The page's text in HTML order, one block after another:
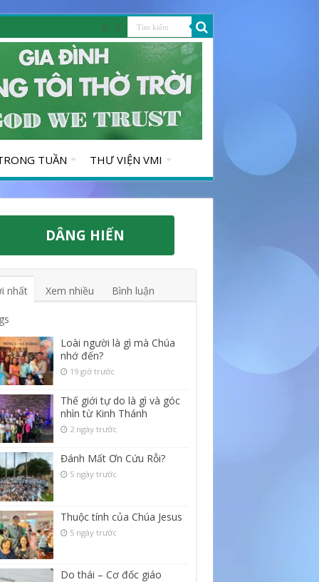
TUẦN THƯ VIỆN VMI
DÂNG HIẾN
nhất Xem nhiều Bình luận
Loài người là gì mà Chúa
nhớ đến?
19 giờ trước
Thế giới tự do là gì và góc
nhìn từ Kinh Thánh
2 ngày trước
Đánh Mất Ơn Cứu Rỗi?
5 ngày trước
Thuộc tính của Chúa Jesus
5 ngày trước
Do thái – Cơ đốc giáo